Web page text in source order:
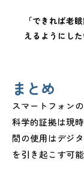
「できれば老
えるようにし
まとめ
スマートフォン
科学的証拠は現
間の使用はデジ
を引き起こす可